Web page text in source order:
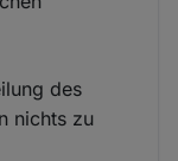
des
nichts zu